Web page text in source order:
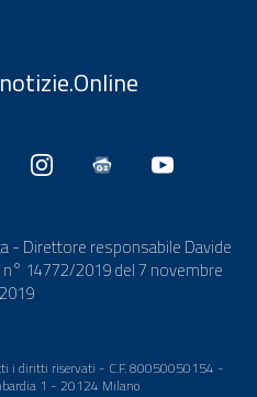
- Direttore responsabile Davide
n° 14772/2019 del 7 novembre
2019
i diritti riservati - C.F. 80050050154 -
1 - 20124 Milano